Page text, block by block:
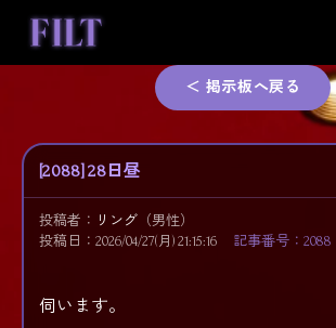
content
＜ 掲示板へ戻る
[2088] 28日昼
投稿者： リング （男性）
投稿日：2026/04/27(月) 21:15:16
記事番号：2088
伺います。